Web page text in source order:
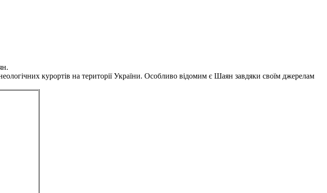
курортів на території України. Особливо відомим є Шаян завдяки своїм джерелам